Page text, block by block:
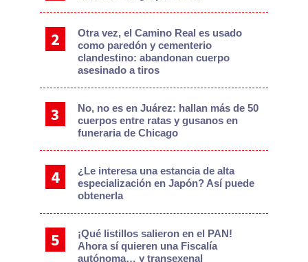
Otra vez, el Camino Real es usado
como paredón y cementerio
clandestino: abandonan cuerpo
asesinado a tiros
No, no es en Juárez: hallan más de 50
cuerpos entre ratas y gusanos en
funeraria de Chicago
¿Le interesa una estancia de alta
especialización en Japón? Así puede
obtenerla
¡Qué listillos salieron en el PAN!
Ahora sí quieren una Fiscalía
autónoma… y transexenal